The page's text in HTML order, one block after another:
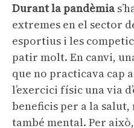
Durant la pandèmia
extremes en el sector
esportius i les
patir molt. En canvi,
que no practicava cap
l’exercici físic una via
beneficis per a la
també mental. Per